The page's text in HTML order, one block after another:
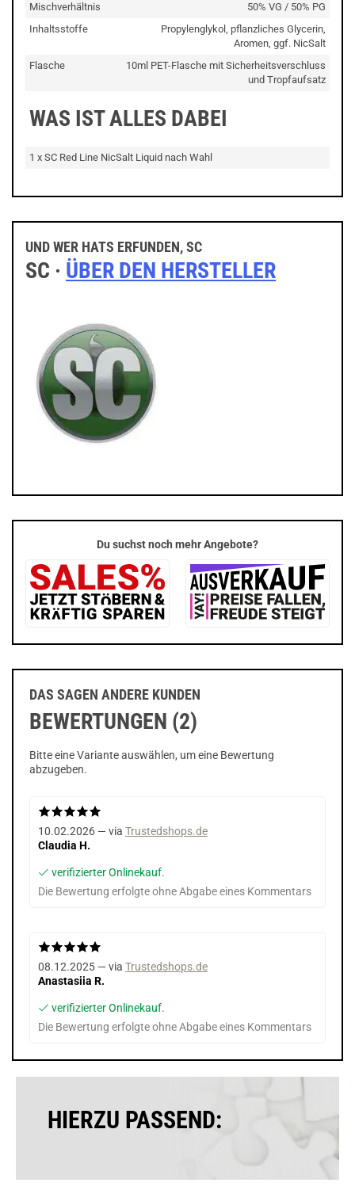
Mischverhältnis
50% VG / 50% PG
Inhaltsstoffe
Propylenglykol, pflanzliches Glycerin,
Aromen, ggf. NicSalt
Flasche
10ml PET-Flasche mit Sicherheitsverschluss
und Tropfaufsatz
WAS IST ALLES DABEI
1 x SC Red Line NicSalt Liquid nach Wahl
UND WER HATS ERFUNDEN, SC
SC · ÜBER DEN HERSTELLER
Du suchst noch mehr Angebote?
DAS SAGEN ANDERE KUNDEN
BEWERTUNGEN (2)
Bitte eine Variante auswählen, um eine Bewertung
abzugeben.
10.02.2026 — via Trustedshops.de
Claudia H.
verifizierter Onlinekauf.
Die Bewertung erfolgte ohne Abgabe eines Kommentars
08.12.2025 — via Trustedshops.de
Anastasiia R.
verifizierter Onlinekauf.
Die Bewertung erfolgte ohne Abgabe eines Kommentars
HIERZU PASSEND: